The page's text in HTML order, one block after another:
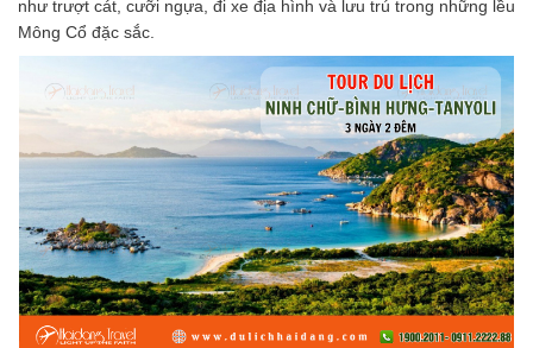
như trượt cát, cưỡi ngựa, đi xe địa hình và lưu trú trong những lều
Mông Cổ đặc sắc.